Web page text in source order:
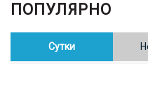
ОБЩЕСТВО
Полицейские пресекли
конопли в Таразе
ПОПУЛЯРНО
Сутки